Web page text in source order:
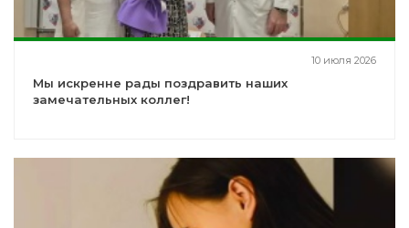
10 июля 2026
Мы искренне рады поздравить наших
замечательных коллег!